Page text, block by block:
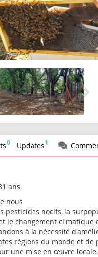
ans
nous
pesticides nocifs, la
le changement climatique
à la nécessité
régions du monde et de
une mise en œuvre locale.
0 Updates1